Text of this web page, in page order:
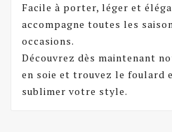
Facile à porter, léger et
accompagne toutes les
occasions.
Découvrez dès maintenant
en soie et trouvez le foulard
sublimer votre style.